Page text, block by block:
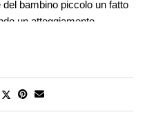
bambino piccolo un fatto
un atteggiamento
Scardinare una
lenta, un lavoro che
della Commissione